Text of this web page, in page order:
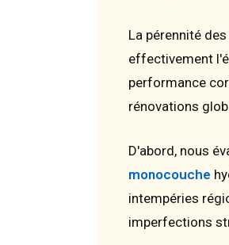
La pérennité
effectivement
performance
rénovations
D'abord, nous
monocouche
intempéries
imperfections